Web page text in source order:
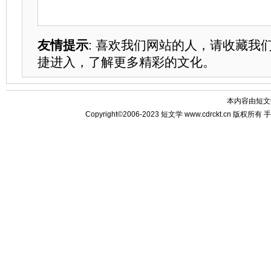
友情提示: 喜欢我们网站的人，请收藏我
捷进入，了解更多精彩的文化。
本内容由短
Copyright©2006-2023 短文学 www.cdrckt.cn 版权所有